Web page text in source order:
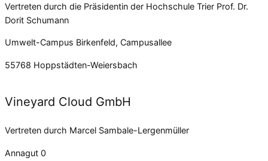
Vertreten durch die Präsidentin der Hochschule Trier Prof. Dr.
Dorit Schumann
Umwelt-Campus Birkenfeld, Campusallee
55768 Hoppstädten-Weiersbach
Vineyard Cloud GmbH
Vertreten durch Marcel Sambale-Lergenmüller
Annagut 0